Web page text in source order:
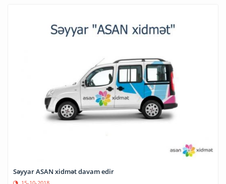
Səyyar ASAN xidmət davam edir